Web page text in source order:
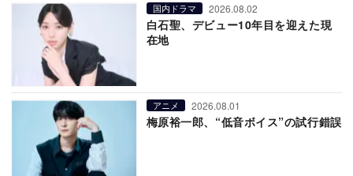
国内ドラマ 2026.08.02
白石聖、デビュー10年目を迎えた現
在地
アニメ 2026.08.01
梅原裕一郎、“低音ボイス”の試行錯誤